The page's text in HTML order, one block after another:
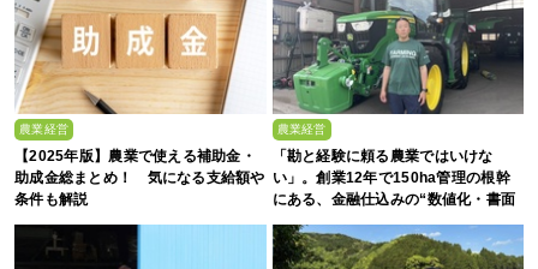
農業経営
【2025年版】農業で使える補助金・
助成金総まとめ！ 気になる支給額や
条件も解説
農業経営
「勘と経験に頼る農業ではいけな
い」。創業12年で150ha管理の根幹
にある、金融仕込みの“数値化・書面
化”と省力化への貪欲さ